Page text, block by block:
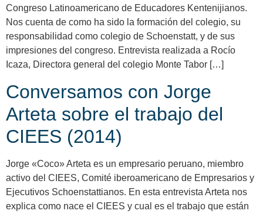
Congreso Latinoamericano de Educadores Kentenijianos.
Nos cuenta de como ha sido la formación del colegio, su
responsabilidad como colegio de Schoenstatt, y de sus
impresiones del congreso. Entrevista realizada a Rocío
Icaza, Directora general del colegio Monte Tabor […]
Conversamos con Jorge
Arteta sobre el trabajo del
CIEES (2014)
Jorge «Coco» Arteta es un empresario peruano, miembro
activo del CIEES, Comité iberoamericano de Empresarios y
Ejecutivos Schoenstattianos. En esta entrevista Arteta nos
explica como nace el CIEES y cual es el trabajo que están